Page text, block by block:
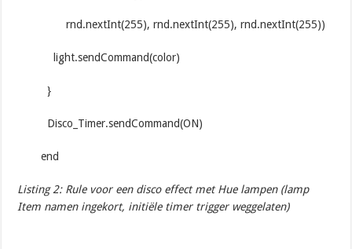
rnd.nextInt(255), rnd.nextInt(255), rnd.nextInt(255))
light.sendCommand(color)
}
Disco_Timer.sendCommand(ON)
end
Listing 2: Rule voor een disco effect met Hue lampen (lamp
Item namen ingekort, initiële timer trigger weggelaten)